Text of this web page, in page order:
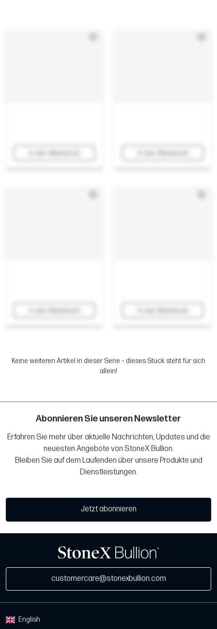
Keine weiteren Artikel in dieser Serie – dieses Stück steht für sich
allein!
Abonnieren Sie unseren Newsletter
Erfahren Sie mehr über aktuelle Nachrichten, Updates und die
neuesten Angebote von StoneX Bullion.
Bleiben Sie auf dem Laufenden über unsere Produkte und
Dienstleistungen.
Jetzt abonnieren
customercare@stonexbullion.com
English